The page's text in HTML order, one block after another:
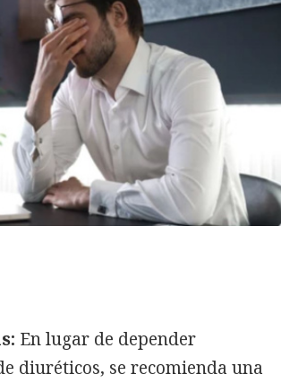
En lugar de depender
diuréticos, se recomienda una